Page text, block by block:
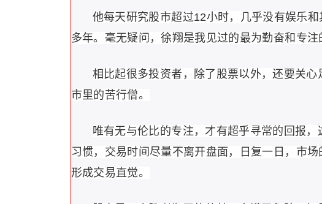
他每天研究股市超过12小时，几乎没有娱乐
多年。毫无疑问，徐翔是我见过的最为勤奋和专注
相比起很多投资者，除了股票以外，还要关
市里的苦行僧。
唯有无与伦比的专注，才有超乎寻常的回报
习惯，交易时间尽量不离开盘面，日复一日，市
形成交易直觉。